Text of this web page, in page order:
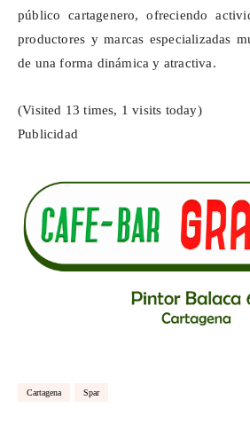
público cartagenero, ofreciendo
productores y marcas especializadas
de una forma dinámica y atractiva.
(Visited 13 times, 1 visits today)
Publicidad
Cartagena Spar